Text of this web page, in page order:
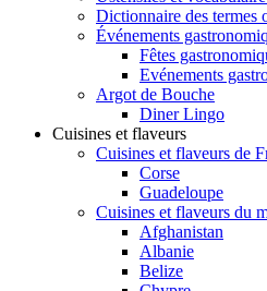
Dictionnaire des termes
Événements
Fêtes
Evénements
Argot de Bouche
Diner Lingo
Cuisines et flaveurs
Cuisines et flaveurs de
Corse
Guadeloupe
Cuisines et flaveurs du
Afghanistan
Albanie
Belize